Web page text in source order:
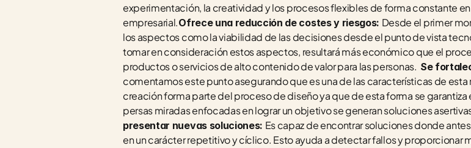
experimentación, la creatividad y los procesos flexibles de forma constante
empresarial.Ofrece una reducción de costes y riesgos: Desde el primer
los aspectos como la viabilidad de las decisiones desde el punto de vista
tomar en consideración estos aspectos, resultará más económico que el
productos o servicios de alto contenido de valor para las personas. Se
comentamos este punto asegurando que es una de las características de
creación forma parte del proceso de diseño ya que de esta forma se
persas miradas enfocadas en lograr un objetivo se generan soluciones
presentar nuevas soluciones: Es capaz de encontrar soluciones donde
en un carácter repetitivo y cíclico. Esto ayuda a detectar fallos y proporcionar